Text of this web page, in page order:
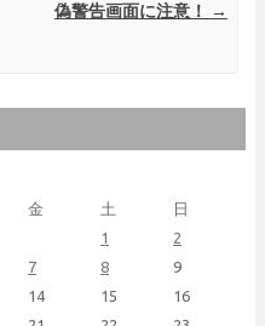
偽警告画面に注意！ →
金 土 日
1
2
7 8
9
14 15
16